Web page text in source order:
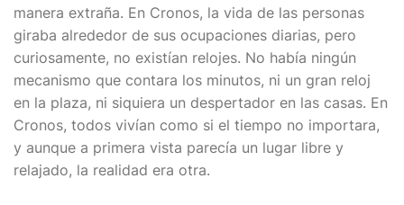
manera extraña. En Cronos, la vida de las personas
giraba alrededor de sus ocupaciones diarias, pero
curiosamente, no existían relojes. No había ningún
mecanismo que contara los minutos, ni un gran reloj
en la plaza, ni siquiera un despertador en las casas. En
Cronos, todos vivían como si el tiempo no importara,
y aunque a primera vista parecía un lugar libre y
relajado, la realidad era otra.